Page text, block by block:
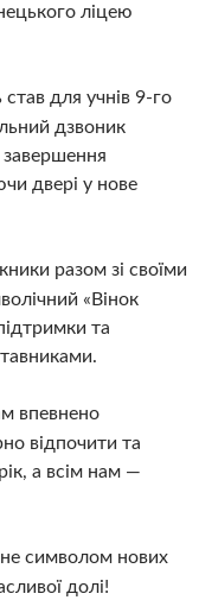
ліцею
для учнів 9-го
дзвоник
двері у нове
разом зі своїми
«Вінок
та
впевнено
відпочити та
а всім нам —
символом нових
долі!